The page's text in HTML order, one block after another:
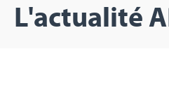
L'actualité